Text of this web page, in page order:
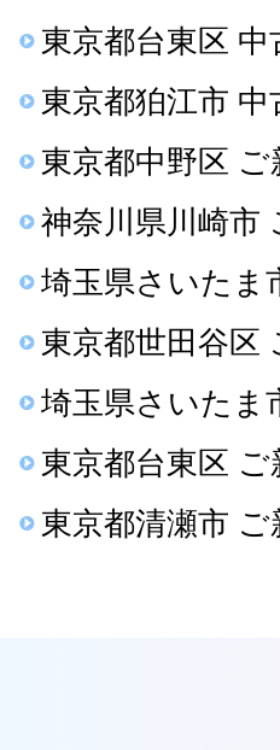
東京都台東区
東京都狛江市
東京都中野区 ご
神奈川県川崎市
埼玉県さいたま
東京都世田谷区
埼玉県さいたま
東京都台東区
東京都清瀬市